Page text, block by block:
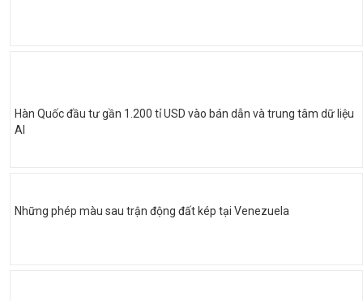
Hàn Quốc đầu tư gần 1.200 tỉ USD vào bán dẫn và trung tâm dữ liệu
AI
Những phép màu sau trận động đất kép tại Venezuela